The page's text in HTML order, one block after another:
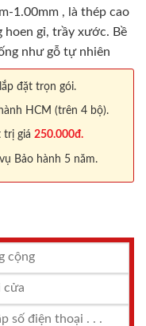
1.00mm , là thép cao
hoen gỉ, trầy xước. Bề
như gỗ tự nhiên
đặt trọn gói.
HCM (trên 4 bộ).
trị giá 250.000đ.
Bảo hành 5 năm.